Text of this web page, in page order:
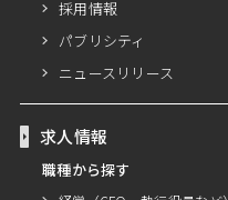
採用情報
パブリシティ
ニュースリリース
求人情報
職種から探す